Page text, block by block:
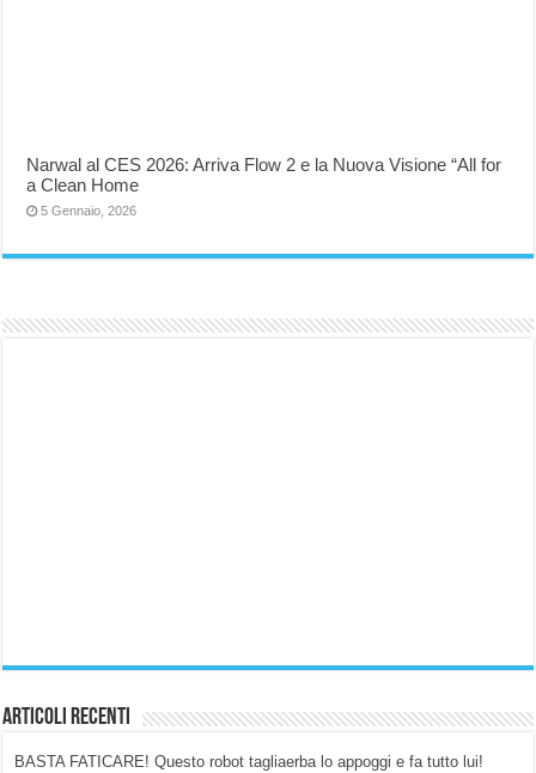
Narwal al CES 2026: Arriva Flow 2 e la Nuova Visione “All for
a Clean Home
5 Gennaio, 2026
Articoli Recenti
BASTA FATICARE! Questo robot tagliaerba lo appoggi e fa tutto lui!